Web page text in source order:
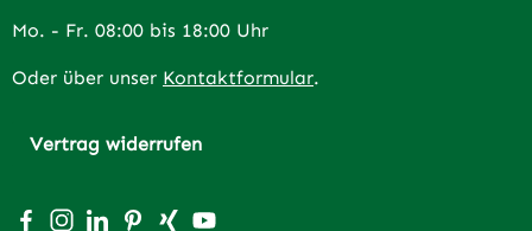
Mo. - Fr. 08:00 bis 18:00 Uhr
Oder über unser Kontaktformular.
Vertrag widerrufen
Besuche uns auf Facebook – öffnet in neuem Tab
Schau auf Instagram vorbei – öffnet in neuem Tab
Vernetze dich mit uns auf LinkedIn – öffnet in
Lass dich auf Pinterest inspirieren – öffnet
Vernetze dich mit uns auf Xing – öffnet
Sieh dir unsere Videos auf YouTube